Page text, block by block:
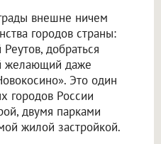
внешне ничем
городов страны:
добраться
желающий даже
Это один
городов России
двумя парками
жилой застройкой.